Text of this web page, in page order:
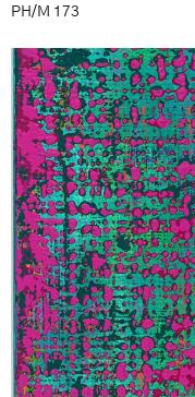
PH/M 173